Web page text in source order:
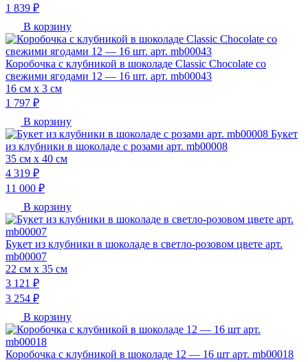
1 839 ₽
В корзину
Коробочка с клубникой в шоколаде Classic Chocolate со
свежими ягодами 12 — 16 шт. арт. mb00043
16 см х 3 см
1 797 ₽
В корзину
Букет
из клубники в шоколаде с розами арт. mb00008
35 см х 40 см
4 319 ₽
11 000 ₽
В корзину
Букет из клубники в шоколаде в светло-розовом цвете арт.
mb00007
22 см х 35 см
3 121 ₽
3 254 ₽
В корзину
Коробочка с клубникой в шоколаде 12 — 16 шт арт. mb00018